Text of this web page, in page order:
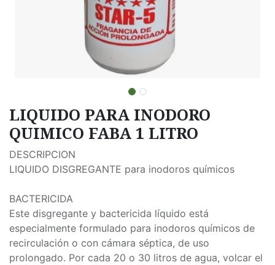
LIQUIDO PARA INODORO
QUIMICO FABA 1 LITRO
DESCRIPCION
LIQUIDO DISGREGANTE para inodoros químicos
BACTERICIDA
Este disgregante y bactericida líquido está
especialmente formulado para inodoros químicos de
recirculación o con cámara séptica, de uso
prolongado. Por cada 20 o 30 litros de agua, volcar el